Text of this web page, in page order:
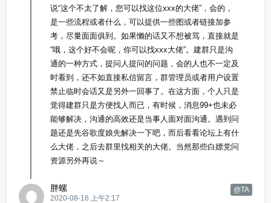
说“这个不太了解，您可以找这位xxx的大佬”，会的，
是一些流程或者什么，可以提供一些图或者链接加参
考，尽量面面俱到。如果懒的话又不想被骂，直接就是
“哦，这个好不会呢，你可以找xxx大佬”。建群只是沟
通的一种方式，提问人提问的问题，会的人也不一定及
时看到，还不如直接私信留言，群管理员或者用户设置
禁止临时会话又是另外一回事了。在这方面，个人只是
觉得建群只是方便找人而已，有时候，消息99+也未必
能够解决，沟通的高效还是当事人面对面沟通。遇到问
题还是先谷歌度娘先解决一下吧，而后看看论坛上有什
么大佬，之后去群里找相关的大佬。当然那些白嫖党问
资源另外再说～
胖螺
@TA
2020-08-16 上午2:17